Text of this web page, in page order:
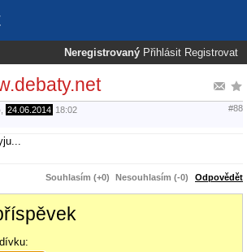
Neregistrovaný Přihlásit Registrovat
24.06.2014 18:02 #88
Souhlasím (+0) Nesouhlasím (-0) Odpovědět